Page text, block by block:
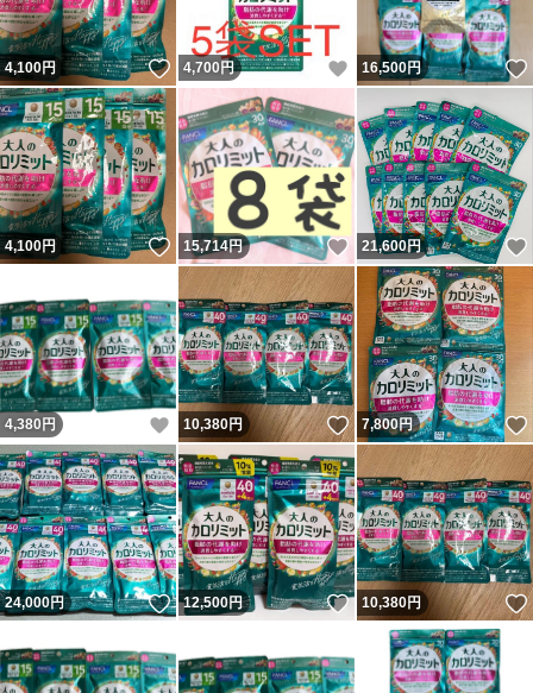
4,100円 いいね！
4,700 円 いいね！
16,500円
4,100円 いいね！
15,714円 いいね！
21,600円
4,380 円 いいね！
10,380円 いいね！
7,800円
24,000円 いいね！
12,500円 いいね！
10,380円